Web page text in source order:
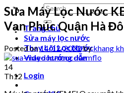
Search
for:
Trang chủ
Sửa máy lọc nước
Thay Lõi Lọc Nước
Video hướng dẫn
Login
Sửa Máy Lọc Nước
Vạn Phúc Quận Hà
Posted on14/12/2022bykhang
14
Th12